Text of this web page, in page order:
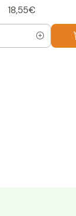
18,55€